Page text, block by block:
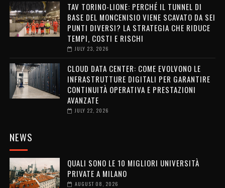
TAV TORINO-LIONE: PERCHÉ IL TUNNEL DI
BASE DEL MONCENISIO VIENE SCAVATO DA SEI
PUNTI DIVERSI? LA STRATEGIA CHE RIDUCE
TEMPI, COSTI E RISCHI
JULY 23, 2026
CLOUD DATA CENTER: COME EVOLVONO LE
INFRASTRUTTURE DIGITALI PER GARANTIRE
CONTINUITÀ OPERATIVA E PRESTAZIONI
AVANZATE
JULY 22, 2026
NEWS
QUALI SONO LE 10 MIGLIORI UNIVERSITÀ
PRIVATE A MILANO
AUGUST 08, 2026